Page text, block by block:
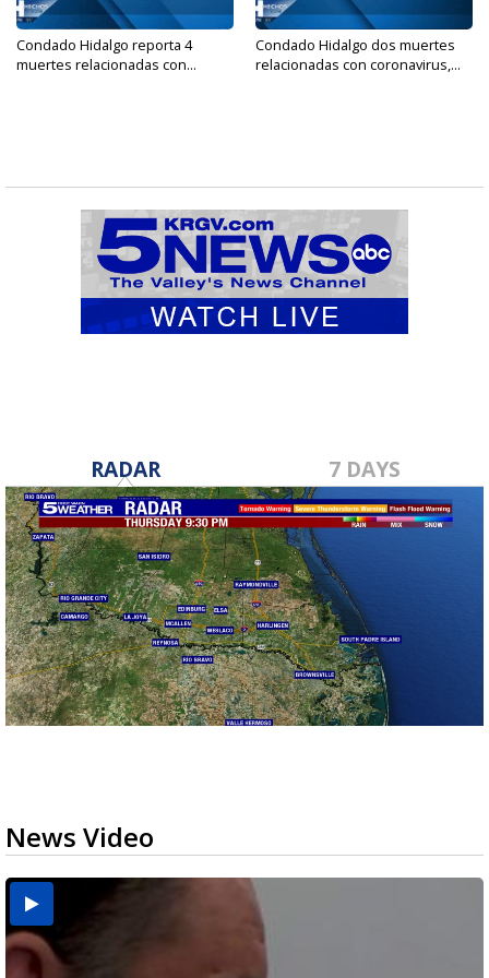
Condado Hidalgo reporta 4
muertes relacionadas con...
Condado Hidalgo dos muertes
relacionadas con coronavirus,...
RADAR 7 DAYS
News Video